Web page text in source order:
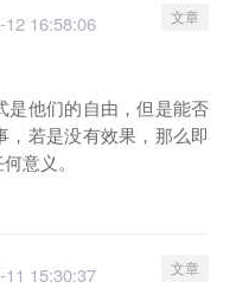
12 16:58:06 文章
是他们的自由，但是能否
若是没有效果，那么即
意义。
11 15:30:37 文章